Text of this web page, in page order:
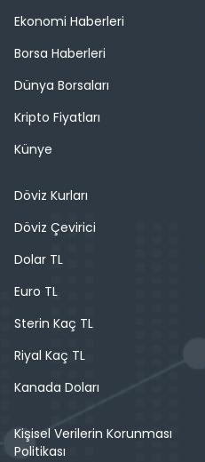
Ekonomi Haberleri
Borsa Haberleri
Dünya Borsaları
Kripto Fiyatları
Künye
Döviz Kurları
Döviz Çevirici
Dolar TL
Euro TL
Sterin Kaç TL
Riyal Kaç TL
Kanada Doları
Kişisel Verilerin Korunması
Politikası